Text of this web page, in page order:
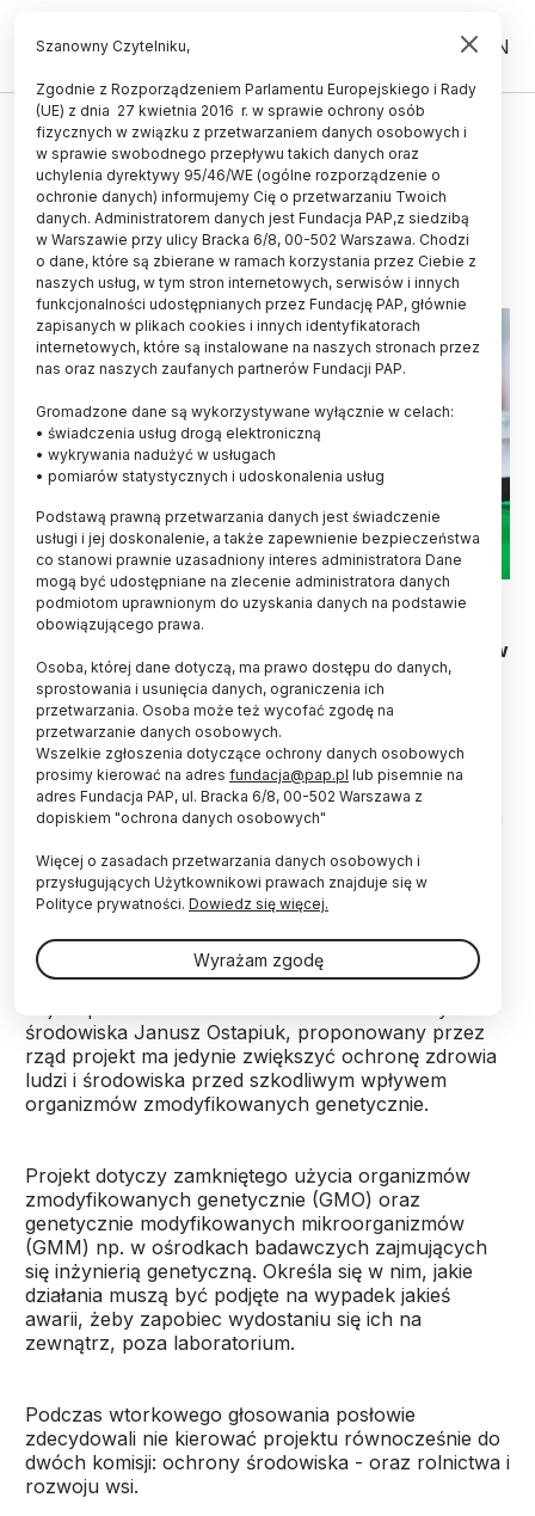
PL EN
Sejm: projekt ustawy o GMO trafi
do komisji ochrony środowiska
11.06.2014
aktualizacja: 11.06.2014
1 minuta czytania
Rządowy projekt nowelizacji ustawy o GMO trafi
do sejmowej komisji ochrony środowiska, zasobów
naturalnych i leśnictwa - zdecydowali we wtorek
posłowie w głosowaniu. Celem projektu jest
zwiększenie ochrony przed szkodliwym wpływem
GMO.
Projekt "przewiduje wyłącznie możliwość testowania
głosowaniem minister środowiska Maciej Grabowski.
Projekt reguluje hodowlę w laboratoriach
organizmów modyfikowanych genetycznie. Jak
przekonywał na ubiegłotygodniowym posiedzeniu
środowiska Janusz Ostapiuk, proponowany przez
rząd projekt ma jedynie zwiększyć ochronę zdrowia
ludzi i środowiska przed szkodliwym wpływem
organizmów zmodyfikowanych genetycznie.
Projekt dotyczy zamkniętego użycia organizmów
zmodyfikowanych genetycznie (GMO) oraz
genetycznie modyfikowanych mikroorganizmów
(GMM) np. w ośrodkach badawczych zajmujących
się inżynierią genetyczną. Określa się w nim, jakie
działania muszą być podjęte na wypadek jakieś
awarii, żeby zapobiec wydostaniu się ich na
zewnątrz, poza laboratorium.
Podczas wtorkowego głosowania posłowie
zdecydowali nie kierować projektu równocześnie do
dwóch komisji: ochrony środowiska - oraz rolnictwa i
rozwoju wsi.
Szanowny Czytelniku,
Zgodnie z Rozporządzeniem Parlamentu Europejskiego i Rady
(UE) z dnia 27 kwietnia 2016 r. w sprawie ochrony osób
fizycznych w związku z przetwarzaniem danych osobowych i
w sprawie swobodnego przepływu takich danych oraz
uchylenia dyrektywy 95/46/WE (ogólne rozporządzenie o
ochronie danych) informujemy Cię o przetwarzaniu Twoich
danych. Administratorem danych jest Fundacja PAP,z siedzibą
w Warszawie przy ulicy Bracka 6/8, 00-502 Warszawa. Chodzi
o dane, które są zbierane w ramach korzystania przez Ciebie z
naszych usług, w tym stron internetowych, serwisów i innych
funkcjonalności udostępnianych przez Fundację PAP, głównie
zapisanych w plikach cookies i innych identyfikatorach
internetowych, które są instalowane na naszych stronach przez
nas oraz naszych zaufanych partnerów Fundacji PAP.
Gromadzone dane są wykorzystywane wyłącznie w celach:
• świadczenia usług drogą elektroniczną
• wykrywania nadużyć w usługach
• pomiarów statystycznych i udoskonalenia usług
Podstawą prawną przetwarzania danych jest świadczenie
usługi i jej doskonalenie, a także zapewnienie bezpieczeństwa
co stanowi prawnie uzasadniony interes administratora Dane
mogą być udostępniane na zlecenie administratora danych
podmiotom uprawnionym do uzyskania danych na podstawie
obowiązującego prawa.
Osoba, której dane dotyczą, ma prawo dostępu do danych,
sprostowania i usunięcia danych, ograniczenia ich
przetwarzania. Osoba może też wycofać zgodę na
przetwarzanie danych osobowych.
Wszelkie zgłoszenia dotyczące ochrony danych osobowych
prosimy kierować na adres fundacja@pap.pl lub pisemnie na
adres Fundacja PAP, ul. Bracka 6/8, 00-502 Warszawa z
dopiskiem "ochrona danych osobowych"
Więcej o zasadach przetwarzania danych osobowych i
przysługujących Użytkownikowi prawach znajduje się w
Polityce prywatności. Dowiedz się więcej.
Wyrażam zgodę